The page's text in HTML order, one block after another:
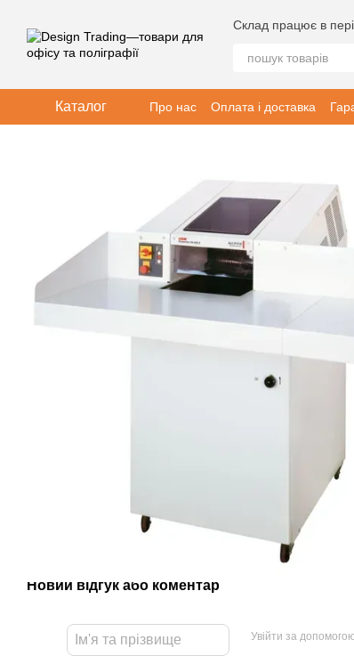
Склад працює в
Каталог Про нас Оплата і доставка
Новий відгук або коментар
Увійти за